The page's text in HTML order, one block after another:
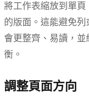
將工作表縮放到單
的版面。這能避免
會更整齊、易讀，
衡。
調整頁面方向